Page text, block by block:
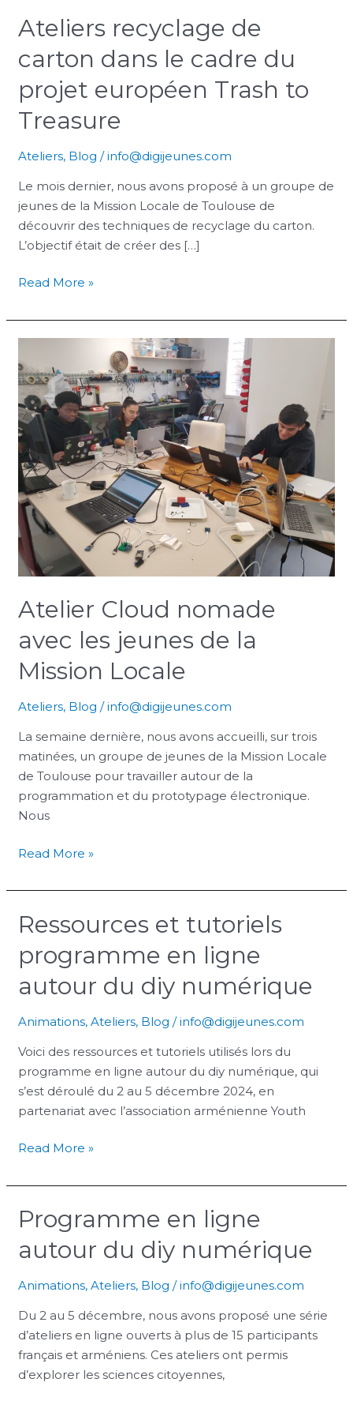
Ateliers recyclage de
carton dans le cadre du
projet européen Trash to
Treasure
Ateliers, Blog /info@digijeunes.com
Le mois dernier, nous avons proposé à un groupe de
jeunes de la Mission Locale de Toulouse de
découvrir des techniques de recyclage du carton.
L’objectif était de créer des […]
Read More »
Atelier Cloud nomade
avec les jeunes de la
Mission Locale
Ateliers, Blog /info@digijeunes.com
La semaine dernière, nous avons accueilli, sur trois
matinées, un groupe de jeunes de la Mission Locale
de Toulouse pour travailler autour de la
programmation et du prototypage électronique.
Nous
Cloud
nomade
avec
les
jeunes
de
la
Mission
Locale
Read More »
Ressources et tutoriels
programme en ligne
autour du diy numérique
Animations,Ateliers, Blog /info@digijeunes.com
Voici des ressources et tutoriels utilisés lors du
programme en ligne autour du diy numérique, qui
s’est déroulé du 2 au 5 décembre 2024, en
partenariat avec l’association arménienne Youth
Ressources
et
tutoriels
programme
en
ligne
du
diy
numérique
Read More »
Programme en ligne
autour du diy numérique
Animations,Ateliers, Blog /info@digijeunes.com
Du 2 au 5 décembre, nous avons proposé une série
d’ateliers en ligne ouverts à plus de 15 participants
français et arméniens. Ces ateliers ont permis
d’explorer les sciences citoyennes,
Programme
ligne
du
diy
numérique